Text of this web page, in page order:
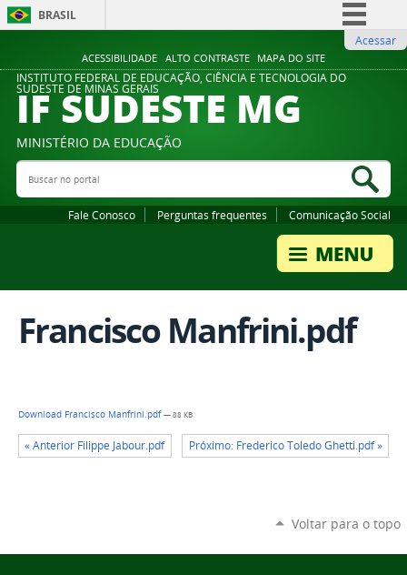
ACESSIBILIDADE ALTO CONTRASTE MAPA DO SITE
BRASIL
Comunica BR
Participe
Legislação
Acessar
INSTITUTO FEDERAL DE EDUCAÇÃO, CIÊNCIA E TECNOLOGIA DO
SUDESTE DE MINAS GERAIS
IF SUDESTE MG
MINISTÉRIO DA EDUCAÇÃO
Buscar no portal
Fale Conosco Perguntas frequentes Comunicação Social
Francisco Manfrini.pdf
Download Francisco Manfrini.pdf— 88 KB
« Anterior Filippe Jabour.pdf Próximo: Frederico Toledo Ghetti.pdf »
Voltar para o topo